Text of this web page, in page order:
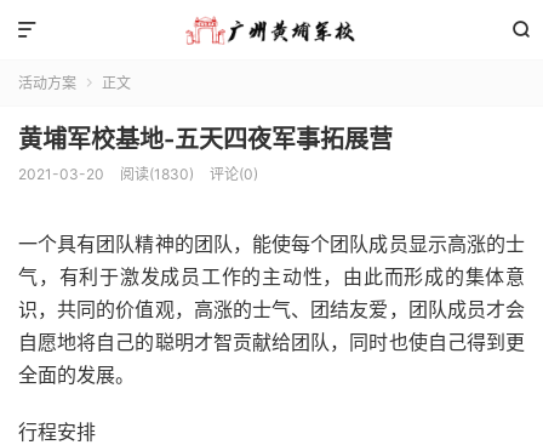


活动方案  正文
黄埔军校基地-五天四夜军事拓展营
2021-03-20 阅读(1830) 评论(0)
一个具有团队精神的团队，能使每个团队成员显示高涨的士
气，有利于激发成员工作的主动性，由此而形成的集体意
识，共同的价值观，高涨的士气、团结友爱，团队成员才会
自愿地将自己的聪明才智贡献给团队，同时也使自己得到更
全面的发展。
行程安排